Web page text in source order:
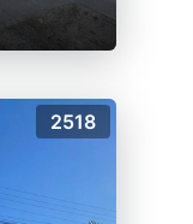
2518